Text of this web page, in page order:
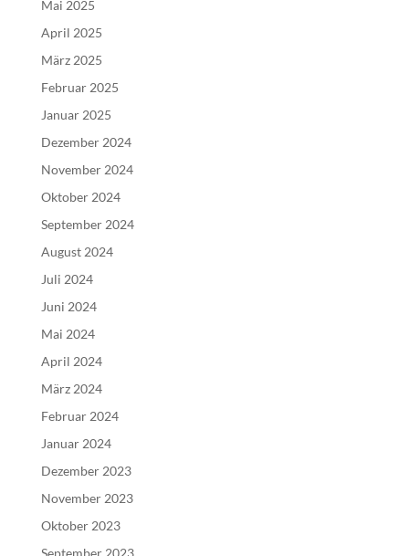
Mai 2025
April 2025
März 2025
Februar 2025
Januar 2025
Dezember 2024
November 2024
Oktober 2024
September 2024
August 2024
Juli 2024
Juni 2024
Mai 2024
April 2024
März 2024
Februar 2024
Januar 2024
Dezember 2023
November 2023
Oktober 2023